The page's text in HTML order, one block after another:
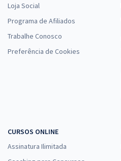
Loja Social
Programa de Afiliados
Trabalhe Conosco
Preferência de Cookies
CURSOS ONLINE
Assinatura Ilimitada